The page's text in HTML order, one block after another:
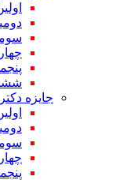
جایزه دکتر